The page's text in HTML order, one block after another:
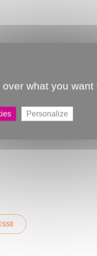
what you want
Personalize